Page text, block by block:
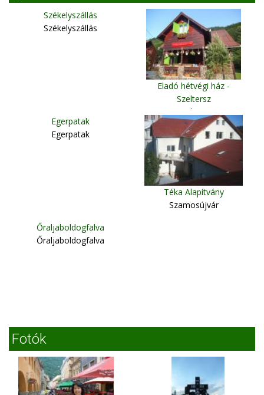
Székelyszállás
Székelyszállás
Eladó hétvégi ház -
Szeltersz
Szeltersz
Egerpatak
Egerpatak
Téka Alapítvány
Szamosújvár
Őraljaboldogfalva
Őraljaboldogfalva
Fotók